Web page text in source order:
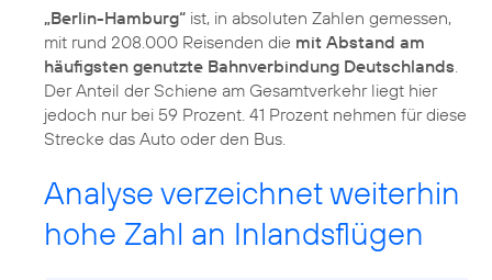
„Berlin-Hamburg“ ist, in absoluten Zahlen gemessen,
mit rund 208.000 Reisenden die mit Abstand am
häufigsten genutzte Bahnverbindung Deutschlands
Der Anteil der Schiene am Gesamtverkehr liegt hier
jedoch nur bei 59 Prozent. 41 Prozent nehmen für diese
Strecke das Auto oder den Bus.
Analyse verzeichnet weiterhin
hohe Zahl an Inlandsflügen